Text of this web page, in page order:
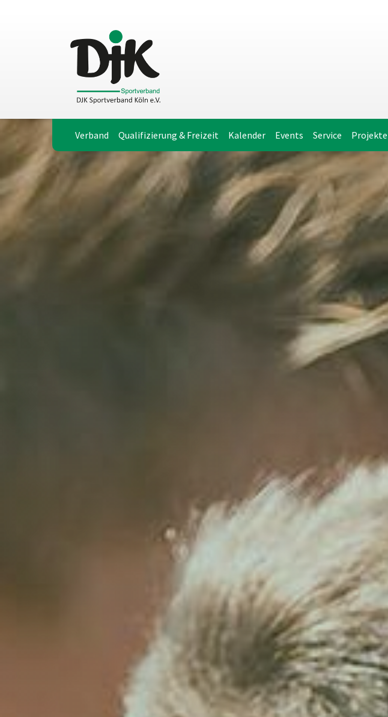
Verband Qualifizierung & Freizeit Kalender Events Service Projekte